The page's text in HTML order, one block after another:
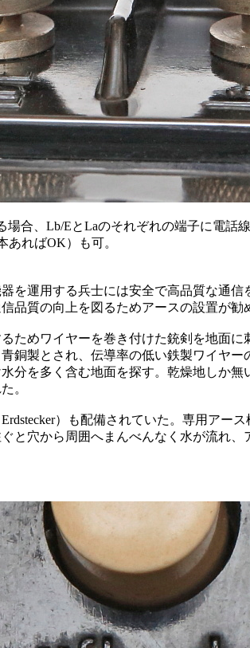
合、Lb/EとLaのそれぞれの端子に電話
あればOK）も可。
を運用する兵士には安全で高品質な通信
品質の向上を図るためアースの設置が勧
ためワイヤーを巻き付けた銃剣を地面
銅製とされ、伝導率の低い鉄製ワイヤ
分を多く含む地面を探す。乾燥地しか
。
）も配備されていた。専用アー
と穴から周囲へまんべんなく水が流れ、